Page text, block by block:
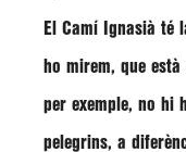
El Camí Ignasià té
ho mirem, que
per exemple, no hi
pelegrins, a